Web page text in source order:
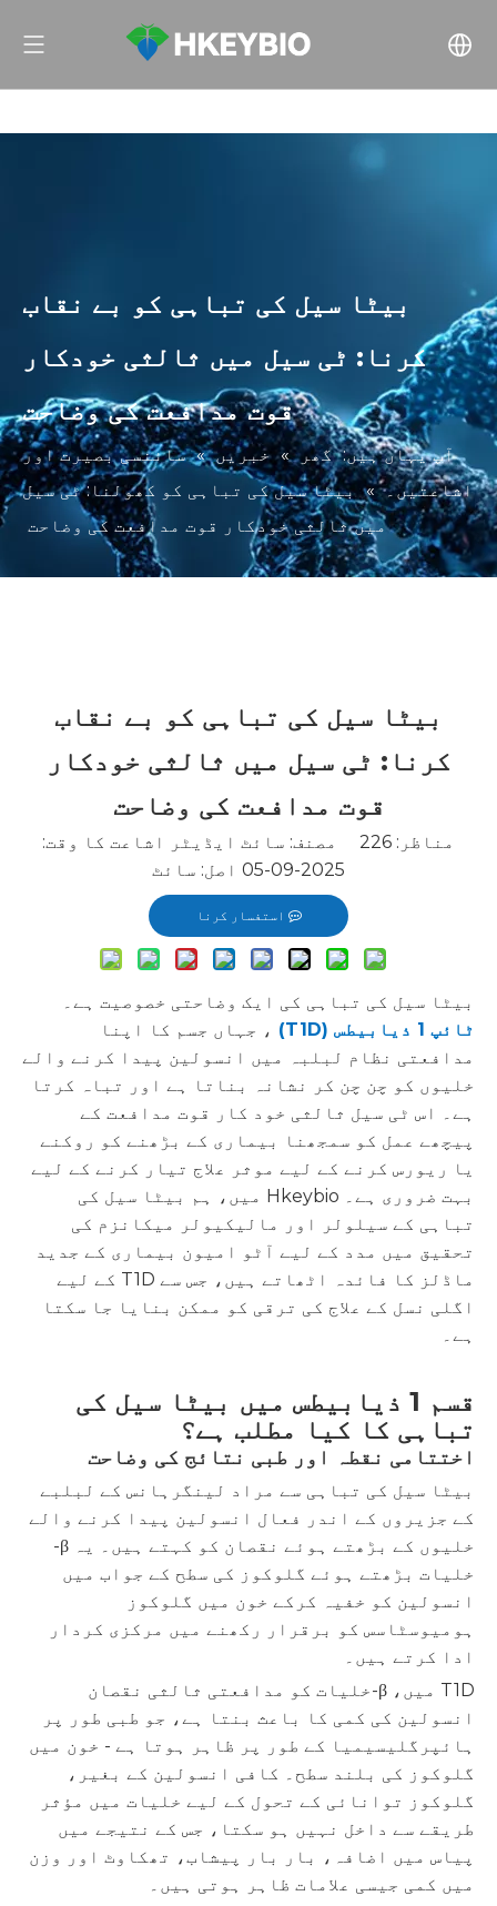
بیٹا سیل کی تباہی کو بے نقاب
کرنا: ٹی سیل میں ثالثی خودکار
قوت مدافعت کی وضاحت
آپ یہاں ہیں: گھر » خبریں » سائنسی بصیرت اور
اشاعتیں۔ » بیٹا سیل کی تباہی کو کھولنا: ٹی سیل
میں ثالثی خودکار قوت مدافعت کی وضاحت
بیٹا سیل کی تباہی کو بے نقاب
کرنا: ٹی سیل میں ثالثی خودکار
قوت مدافعت کی وضاحت
مناظر: 226 مصنف: سائٹ ایڈیٹر اشاعت کا وقت:
2025-09-05 اصل:
سائٹ
استفسار کرنا
بیٹا سیل کی تباہی کی ایک وضاحتی خصوصیت ہے۔
ٹائپ 1 ذیابیطس (T1D)
، جہاں جسم کا اپنا
مدافعتی نظام لبلبہ میں انسولین پیدا کرنے والے
خلیوں کو چن چن کر نشانہ بناتا ہے اور تباہ کرتا
ہے۔ اس ٹی سیل ثالثی خود کار قوت مدافعت کے
پیچھے عمل کو سمجھنا بیماری کے بڑھنے کو روکنے
یا ریورس کرنے کے لیے موثر علاج تیار کرنے کے لیے
بہت ضروری ہے۔ Hkeybio میں، ہم بیٹا سیل کی
تباہی کے سیلولر اور مالیکیولر میکانزم کی
تحقیق میں مدد کے لیے آٹو امیون بیماری کے جدید
ماڈلز کا فائدہ اٹھاتے ہیں، جس سے T1D کے لیے
اگلی نسل کے علاج کی ترقی کو ممکن بنایا جا سکتا
ہے۔
قسم 1 ذیابیطس میں بیٹا سیل کی
تباہی کا کیا مطلب ہے؟
اختتامی نقطہ اور طبی نتائج کی وضاحت
بیٹا سیل کی تباہی سے مراد لینگرہانس کے لبلبے
کے جزیروں کے اندر فعال انسولین پیدا کرنے والے
خلیوں کے بڑھتے ہوئے نقصان کو کہتے ہیں۔ یہ β-
خلیات بڑھتے ہوئے گلوکوز کی سطح کے جواب میں
انسولین کو خفیہ کرکے خون میں گلوکوز
ہومیوسٹاسس کو برقرار رکھنے میں مرکزی کردار
ادا کرتے ہیں۔
T1D میں، β-خلیات کو مدافعتی ثالثی نقصان
انسولین کی کمی کا باعث بنتا ہے، جو طبی طور پر
ہائپرگلیسیمیا کے طور پر ظاہر ہوتا ہے - خون میں
گلوکوز کی بلند سطح۔ کافی انسولین کے بغیر،
گلوکوز توانائی کے تحول کے لیے خلیات میں مؤثر
طریقے سے داخل نہیں ہو سکتا، جس کے نتیجے میں
پیاس میں اضافہ، بار بار پیشاب، تھکاوٹ اور وزن
میں کمی جیسی علامات ظاہر ہوتی ہیں۔